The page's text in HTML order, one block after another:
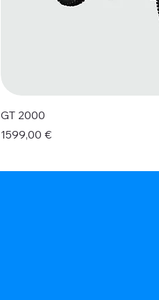
GT 2000
Prezzo
1599,00 €